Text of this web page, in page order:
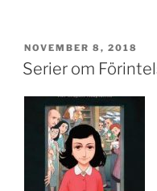
PUBLICERAT
NOVEMBER 8, 2018
Serier om